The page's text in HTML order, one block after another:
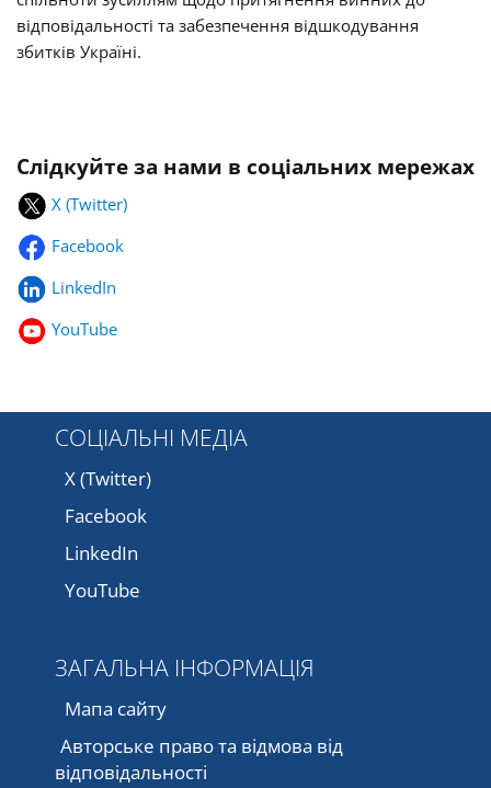
відповідальності та забезпечення відшкодування
збитків Україні.
Слідкуйте за нами в соціальних мережах
X (Twitter)
Facebook
LinkedIn
YouTube
СОЦІАЛЬНІ МЕДІА
X (Twitter)
Facebook
LinkedIn
YouTube
ЗАГАЛЬНА ІНФОРМАЦІЯ
Мапа сайту
Авторське право та відмова від
відповідальності